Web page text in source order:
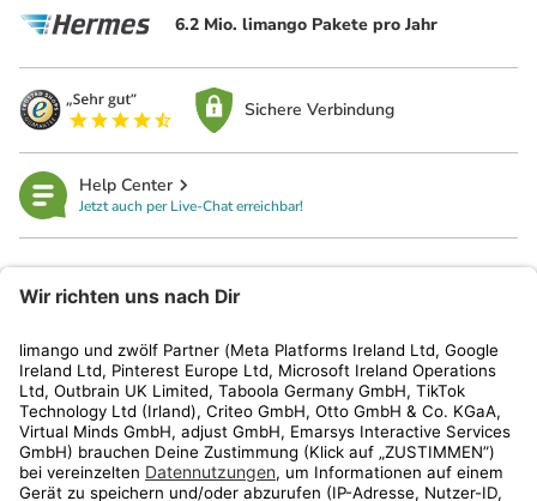
6.2 Mio. limango Pakete pro Jahr
Sichere Verbindung
Help Center
Jetzt auch per Live-Chat erreichbar!
Kundenservice
Shop
Aktionen